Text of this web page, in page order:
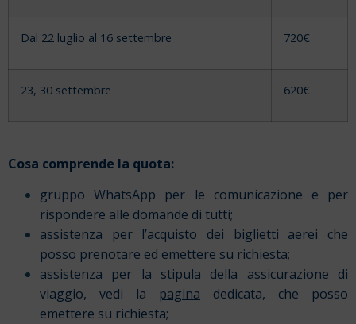
Dal 22 luglio al 16 settembre 720€
23, 30 settembre 620€
Cosa comprende la quota:
gruppo WhatsApp per le comunicazione e per
rispondere alle domande di tutti;
assistenza per l’acquisto dei biglietti aerei che
posso prenotare ed emettere su richiesta;
assistenza per la stipula della assicurazione di
viaggio, vedi la pagina dedicata, che posso
emettere su richiesta;